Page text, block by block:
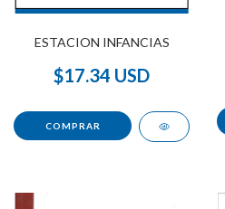
ESTACION INFANCIAS
$17.34 USD